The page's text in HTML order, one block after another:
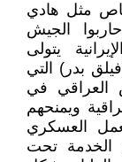
مثل هادي
الجيش
يتولى
بدر) التي
العراقي في
ويمنحهم
العسكري
الخدمة تحت